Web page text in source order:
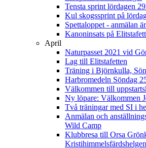
Tensta sprint lördagen
Kul skogssprint på
Spettaloppet - anmälan
Kanoninsats på
April
Naturpasset 2021 vid
Lag till Elitstafetten
Träning i Björnkulla,
Harbromedeln Söndag
Välkommen till
Ny löpare: Välkommen
Två träningar med SI i
Anmälan och
Wild Camp
Klubbresa till Orsa
Kristihimmelsfärdshelgen